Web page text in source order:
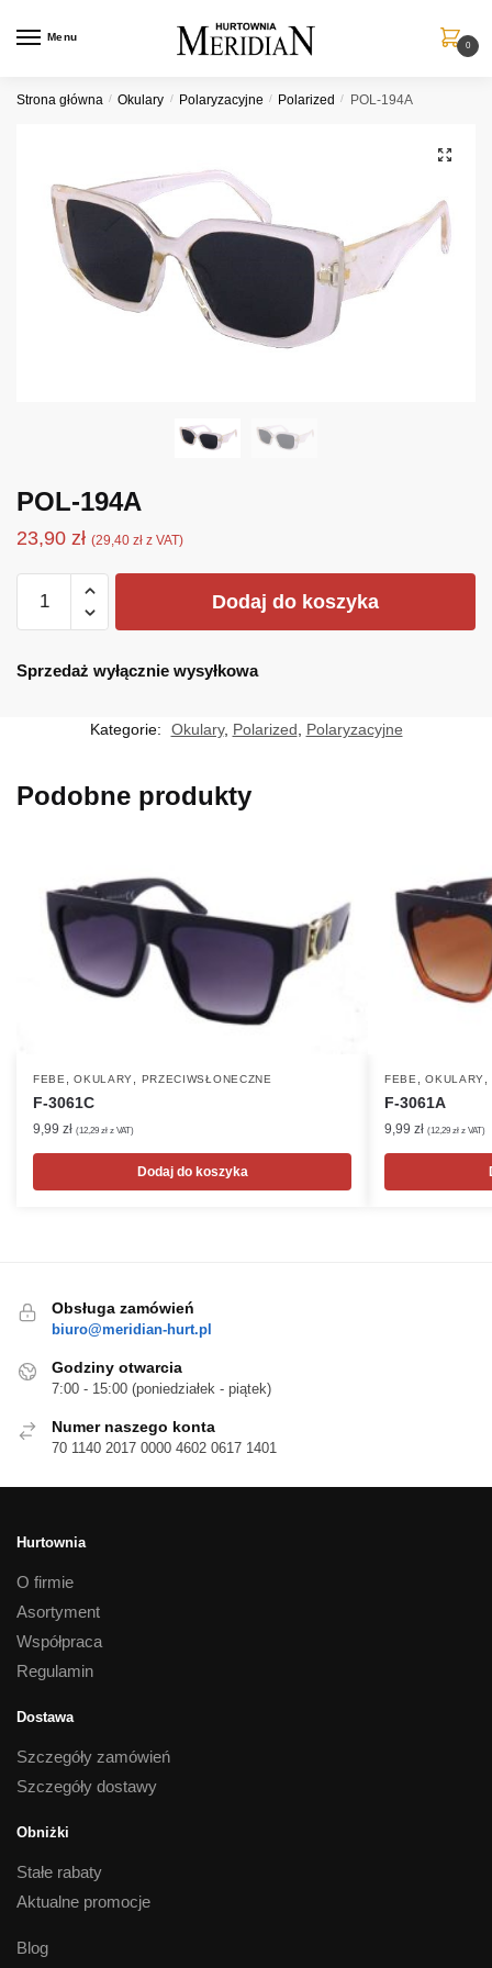
Menu
0
Strona główna / Okulary / Polaryzacyjne / Polarized / POL-194A
POL-194A
23,90 zł (29,40 zł z VAT)
POL-
Dodaj do koszyka
Sprzedaż wyłącznie wysyłkowa
Kategorie: Okulary, Polarized Polaryzacyjne
Podobne produkty
FEBE ,OKULARY PRZECIWSŁONECZNE
F-3061C
9,99 zł (12,29 zł z VAT)
Dodaj do koszyka
FEBE ,OKULARY
F-3061A
9,99 zł (12,29 zł z VAT)
Obsługa zamówień
biuro@meridian-hurt.pl
Godziny otwarcia
7:00 - 15:00 (poniedziałek - piątek)
Numer naszego konta
70 1140 2017 0000 4602 0617 1401
Hurtownia
O firmie
Asortyment
Współpraca
Regulamin
Dostawa
Szczegóły zamówień
Szczegóły dostawy
Obniżki
Stałe rabaty
Aktualne promocje
Blog